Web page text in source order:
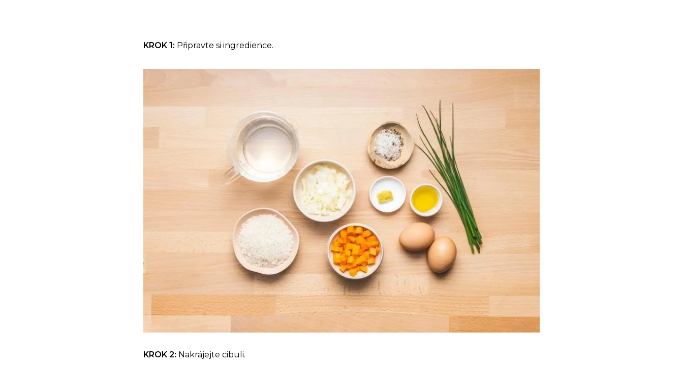
KROK 1: Připravte si ingredience.
KROK 2: Nakrájejte cibuli.